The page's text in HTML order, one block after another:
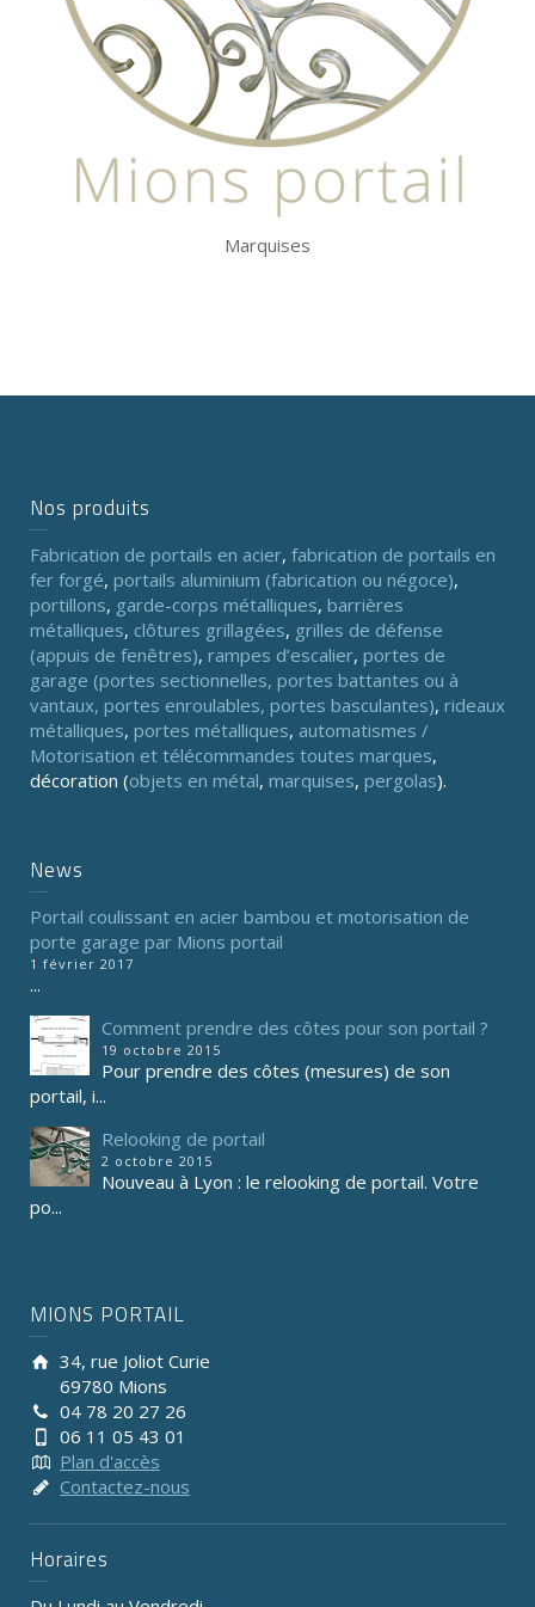
Marquises
Nos produits
Fabrication de portails en acier, fabrication de portails en
fer forgé, portails aluminium (fabrication ou négoce),
portillons, garde-corps métalliques, barrières
métalliques, clôtures grillagées, grilles de défense
(appuis de fenêtres), rampes d’escalier, portes de
garage (portes sectionnelles, portes battantes ou à
vantaux, portes enroulables, portes basculantes), rideaux
métalliques, portes métalliques, automatismes /
Motorisation et télécommandes toutes marques,
décoration (objets en métal, marquises, pergolas).
News
Portail coulissant en acier bambou et motorisation de
porte garage par Mions portail
1 février 2017
...
Comment prendre des côtes pour son portail ?
19 octobre 2015
Pour prendre des côtes (mesures) de son
portail, i...
Relooking de portail
2 octobre 2015
Nouveau à Lyon : le relooking de portail. Votre
po...
MIONS PORTAIL
34, rue Joliot Curie
69780 Mions
04 78 20 27 26
06 11 05 43 01
Plan d'accès
Contactez-nous
Horaires